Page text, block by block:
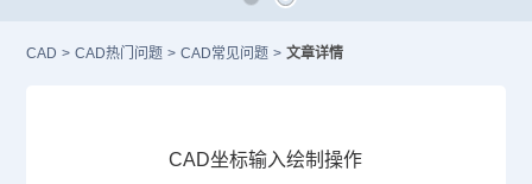
CAD > CAD热门问题 > CAD常见问题 > 文章详情
CAD坐标输入绘制操作